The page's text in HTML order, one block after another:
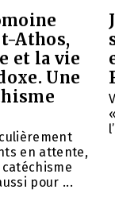
Athos,
et la vie
Une
en attente,
pour ...